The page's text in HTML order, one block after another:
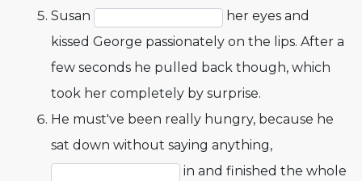
Susan
her eyes and
kissed George passionately on the lips. After a
few seconds he pulled back though, which
took her completely by surprise.
He must've been really hungry, because he
sat down without saying anything,
in and finished the whole